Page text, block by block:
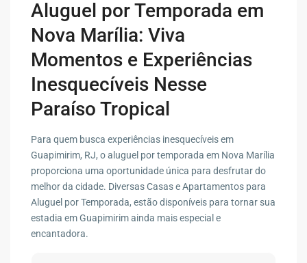
Aluguel por Temporada em
Nova Marília: Viva
Momentos e Experiências
Inesquecíveis Nesse
Paraíso Tropical
Para quem busca experiências inesquecíveis em
Guapimirim, RJ, o aluguel por temporada em Nova Marília
proporciona uma oportunidade única para desfrutar do
melhor da cidade. Diversas Casas e Apartamentos para
Aluguel por Temporada, estão disponíveis para tornar sua
estadia em Guapimirim ainda mais especial e
encantadora.